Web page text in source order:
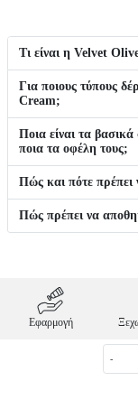
Τι είναι η Velvet
Για ποιους τύπους
Cream;
Ποια είναι τα
ποια τα οφέλη τους;
Πώς και πότε πρέπει
Πώς πρέπει να
Εφαρμογή
-